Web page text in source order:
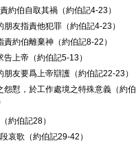
約伯自取其禍（約伯記4-23）
朋友指責他犯罪（約伯記4-23）
責約伯離棄神（約伯記8-22）
告上帝（約伯記5-13）
朋友要爲上帝辯護（約伯記22-23）
怨懟，於工作處境之特殊意義（約伯
約伯記28）
哀歌（約伯記29-42）